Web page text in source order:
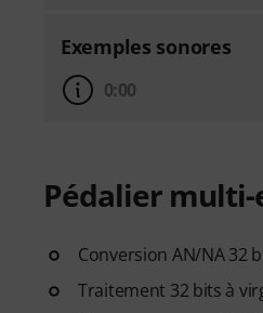
Exemples sonores
0:00
Pédalier
Conversion AN/NA 32
Traitement 32 bits à